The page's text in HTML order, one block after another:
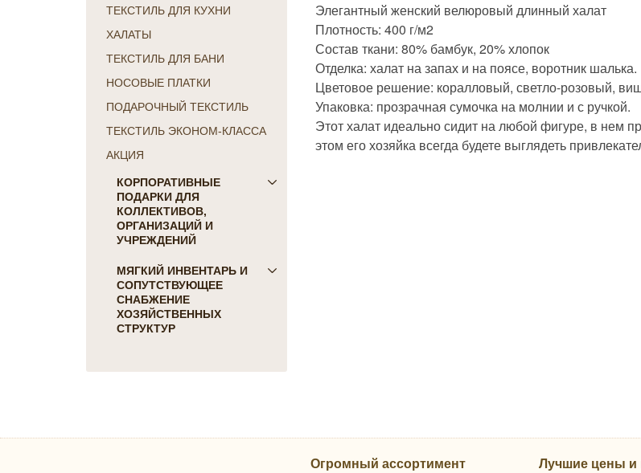
ТЕКСТИЛЬ ДЛЯ КУХНИ
ХАЛАТЫ
ТЕКСТИЛЬ ДЛЯ БАНИ
НОСОВЫЕ ПЛАТКИ
ПОДАРОЧНЫЙ ТЕКСТИЛЬ
ТЕКСТИЛЬ ЭКОНОМ-КЛАССА
АКЦИЯ
КОРПОРАТИВНЫЕ
ПОДАРКИ ДЛЯ
КОЛЛЕКТИВОВ,
ОРГАНИЗАЦИЙ И
УЧРЕЖДЕНИЙ
ПОДАРКИ ДЛЯ КОГО:
Женщинам
Коллегам
Мужчинам
День Победы
МЯГКИЙ ИНВЕНТАРЬ И
СОПУТСТВУЮЩЕЕ
СНАБЖЕНИЕ
ХОЗЯЙСТВЕННЫХ
СТРУКТУР
Элегантный женский велюровый длинный халат
Плотность: 400 г/м2
Состав ткани: 80% бамбук, 20% хлопок
Отделка: халат на запах и на поясе, воротник шалька.
Цветовое решение: коралловый, светло-розовый,
Упаковка: прозрачная сумочка на молнии и с ручкой.
Этот халат идеально сидит на любой фигуре, в нем
этом его хозяйка всегда будете выглядеть
Огромный ассортимент Лучшие цены и